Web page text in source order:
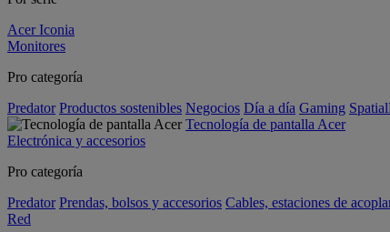
Acer Iconia
Monitores
Pro categoría
Predator Productos sostenibles Negocios Día a día Gaming
Tecnología de pantalla Acer
Electrónica y accesorios
Pro categoría
Predator Prendas, bolsos y accesorios Cables, estaciones de
Red